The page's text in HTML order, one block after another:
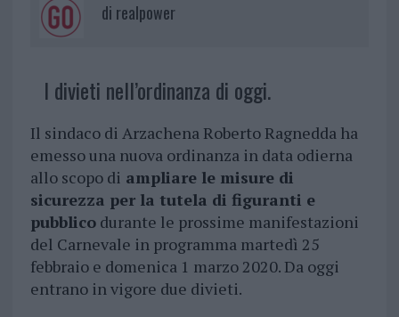
di realpower
I divieti nell’ordinanza di oggi.
Il sindaco di Arzachena Roberto Ragnedda ha
emesso una nuova ordinanza in data odierna
allo scopo di ampliare le misure di
sicurezza per la tutela di figuranti e
pubblicodurante le prossime manifestazioni
del Carnevale in programma martedì 25
febbraio e domenica 1 marzo 2020. Da oggi
entrano in vigore due divieti.